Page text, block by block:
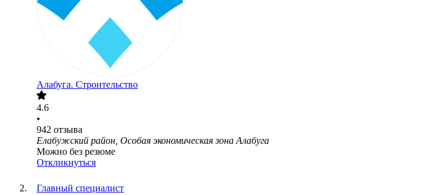
Алабуга. Строительство
4.6
•
942 отзыва
Елабужский район, Особая экономическая зона Алабуга
Можно без резюме
Откликнуться
Главный специалист